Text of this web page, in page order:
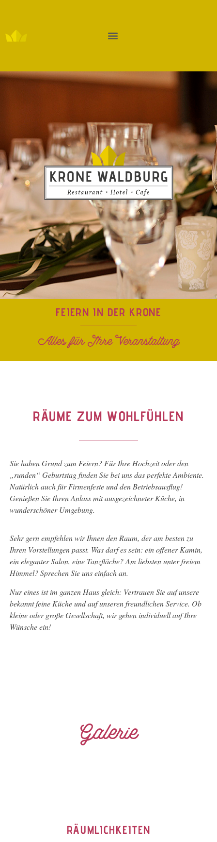
FEIERN IN DER KRONE
Alles für Ihre Veranstaltung
RÄUME ZUM WOHLFÜHLEN
Sie haben Grund zum Feiern? Für Ihre Hochzeit oder den
„runden“ Geburtstag finden Sie bei uns das perfekte Ambiente.
Natürlich auch für Firmenfeste und den Betriebsausflug!
Genießen Sie Ihren Anlass mit ausgezeichneter Küche, in
wunderschöner Umgebung.
Sehr gern empfehlen wir Ihnen den Raum, der am besten zu
Ihren Vorstellungen passt. Was darf es sein: ein offener Kamin,
ein eleganter Salon, eine Tanzfläche? Am liebsten unter freiem
Himmel? Sprechen Sie uns einfach an.
Nur eines ist im ganzen Haus gleich: Vertrauen Sie auf unsere
bekannt feine Küche und auf unseren freundlichen Service. Ob
kleine oder große Gesellschaft, wir gehen individuell auf Ihre
Wünsche ein!
Galerie
RÄUMLICHKEITEN